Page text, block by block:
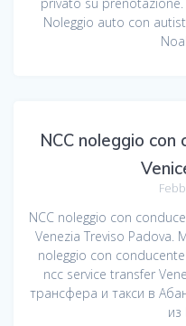
privato su
Noleggio auto con
NCC noleggio con
NCC noleggio con
Venezia Treviso Padova.
noleggio con
ncc service transfer
трансфера и такси в
из